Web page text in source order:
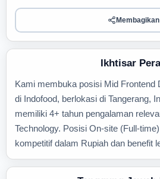
Membagikan
Ikhtisar
Kami membuka posisi Mid Frontend
di Indofood, berlokasi di Tangerang,
memiliki 4+ tahun pengalaman
Technology. Posisi On-site (Full-
kompetitif dalam Rupiah dan benefit